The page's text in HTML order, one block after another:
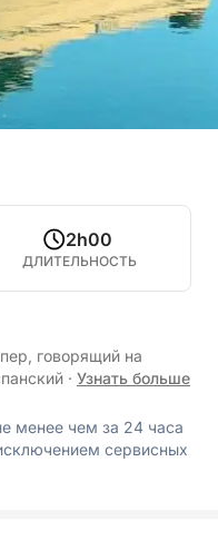
2h00
ДЛИТЕЛЬНОСТЬ
говорящий на
· Узнать больше
менее чем за 24 часа
сервисных